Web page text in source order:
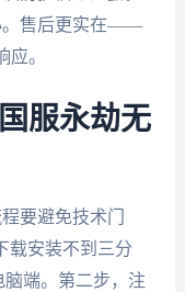
。售后更实在——
。
服永劫无
要避免技术门
载安装不到三分
端。第二步，注